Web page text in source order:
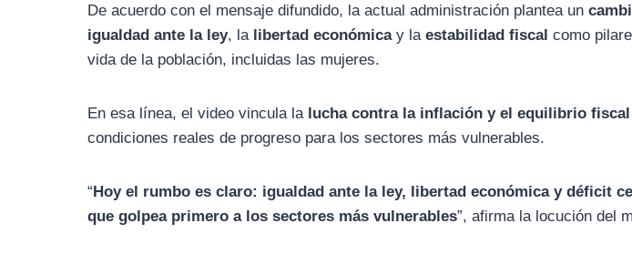
De acuerdo con el mensaje difundido, la actual administración plantea un
igualdad ante la ley, la libertad económicay laestabilidad fiscal como
vida de la población, incluidas las mujeres.
En esa línea, el video vincula la lucha contra la inflación y el equilibrio fiscal
condiciones reales de progreso para los sectores más vulnerables.
“Hoy el rumbo es claro: igualdad ante la ley, libertad económica y déficit
que golpea primero a los sectores más vulnerables”, afirma la locución del